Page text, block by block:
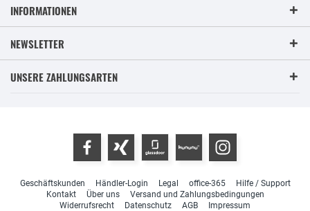
INFORMATIONEN
NEWSLETTER
UNSERE ZAHLUNGSARTEN
Geschäftskunden Händler-Login Legal office-365
Hilfe / Support
Kontakt
Über uns
Versand und Zahlungsbedingungen
Widerrufsrecht
Datenschutz AGB Impressum